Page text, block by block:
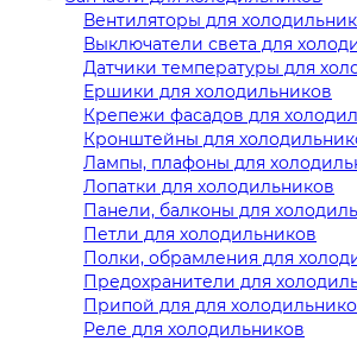
Вентиляторы для
Выключатели света для
Датчики температуры для
Ершики для холодильников
Крепежи фасадов для
Кронштейны для
Лампы, плафоны для
Лопатки для холодильников
Панели, балконы для
Петли для холодильников
Полки, обрамления для
Предохранители для
Припой для для
Реле для холодильников